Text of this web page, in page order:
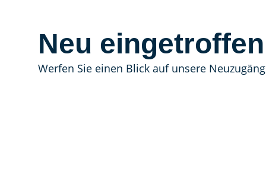
Neu eingetroffen
Werfen Sie einen Blick auf unsere